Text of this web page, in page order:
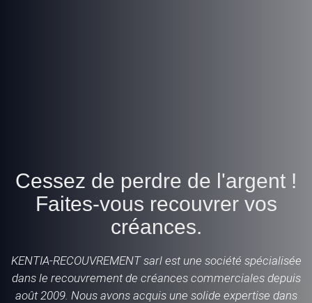
Cessez de perdre de l'argent !
Faites-vous recouvrer vos
créances.
KENTIA-RECOUVREMENT sarl est une société spécialisée
dans le recouvrement de créances commerciales depuis
août 2009. Nous avons acquis une solide expertise dans